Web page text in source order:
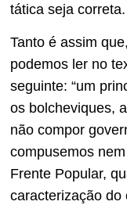
tática seja correta.
Tanto é assim
podemos ler no
seguinte: “um
os bolcheviques,
não compor
compusemos
Frente Popular,
caracterização do